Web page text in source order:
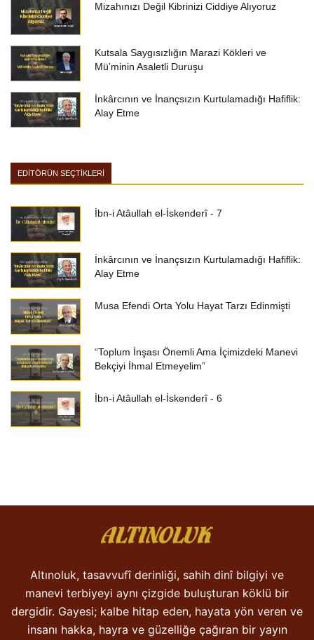
Mizahınızı Değil Kibrinizi Ciddiye Alıyoruz
Kutsala Saygısızlığın Marazi Kökleri ve
Mü’minin Asaletli Duruşu
İnkârcının ve İnançsızın Kurtulamadığı Hafiflik:
Alay Etme
EDİTÖRÜN SEÇTİKLERİ
İbn-i Atâullah el-İskenderî - 7
İnkârcının ve İnançsızın Kurtulamadığı Hafiflik:
Alay Etme
Musa Efendi Orta Yolu Hayat Tarzı Edinmişti
“Toplum İnşası Önemli Ama İçimizdeki Manevi
Bekçiyi İhmal Etmeyelim”
İbn-i Atâullah el-İskenderî - 6
Altınoluk, tasavvufî derinliği, sahih dinî bilgiyi ve
manevi terbiyeyi aynı çizgide buluşturan köklü bir
dergidir. Gayesi; kalbe hitap eden, hayata yön veren ve
insanı hakka, hayra ve güzelliğe çağıran bir yayın